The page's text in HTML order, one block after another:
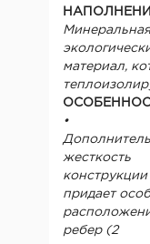
материал,
•
жесткость
конструкции
придает
ребер (2